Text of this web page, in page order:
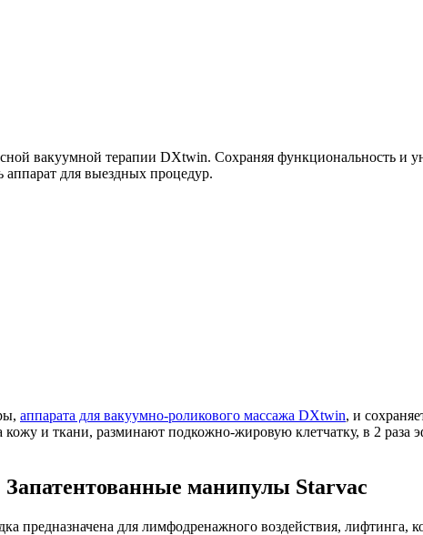
вакуумной терапии DXtwin. Сохраняя функциональность и
аппарат для выездных процедур.
аппарата для вакуумно-роликового массажа DXtwin, и
и ткани, разминают подкожно-жировую клетчатку, в 2
манипулы Starvac
предназначена для лимфодренажного воздействия,